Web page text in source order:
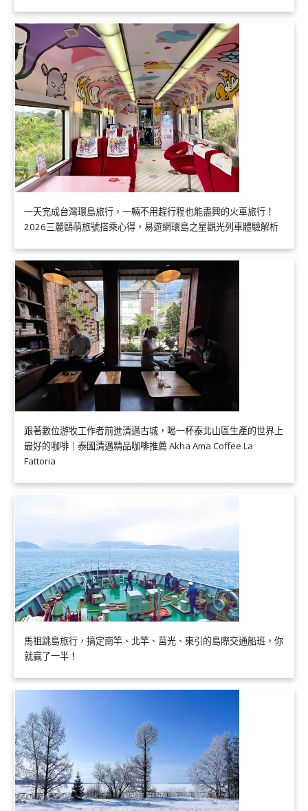
一天完成台灣環島旅行，一輛不用趕行程也能盡興的火車旅行！
2026三麗鷗萌旅號搭乘心得，易遊網環島之星觀光列車體驗解析
跟著數位游牧工作者前進清邁古城，喝一杯泰北山區生產的世界上
最好的咖啡｜泰國清邁精品咖啡推薦 Akha Ama Coffee La
Fattoria
馬祖跳島旅行，搞定南竿、北竿、莒光、東引的島際交通船班，你
就贏了一半！